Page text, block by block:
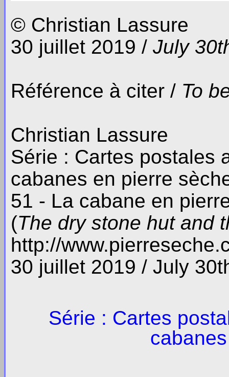
© Christian Lassure
30 juillet 2019 / July
Référence à citer / To
Christian Lassure
Série : Cartes postales
cabanes en pierre
51 - La cabane en
(The dry stone hut and
http://
30 juillet 2019 / July
Série : Cartes